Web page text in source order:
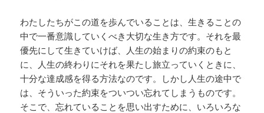
わたしたちがこの道を歩んでいることは、生きることの
中で一番意識していくべき大切な生き方です。それを最
優先にして生きていけば、人生の始まりの約束のもと
に、人生の終わりにそれを果たし旅立っていくときに、
十分な達成感を得る方法なのです。しかし人生の途中で
は、そういった約束をついつい忘れてしまうものです。
そこで、忘れていることを思い出すために、いろいろな